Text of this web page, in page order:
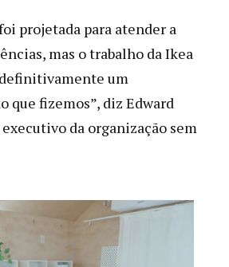
projetada para atender a
mas o trabalho da Ikea
um
que fizemos”, diz Edward
da organização sem